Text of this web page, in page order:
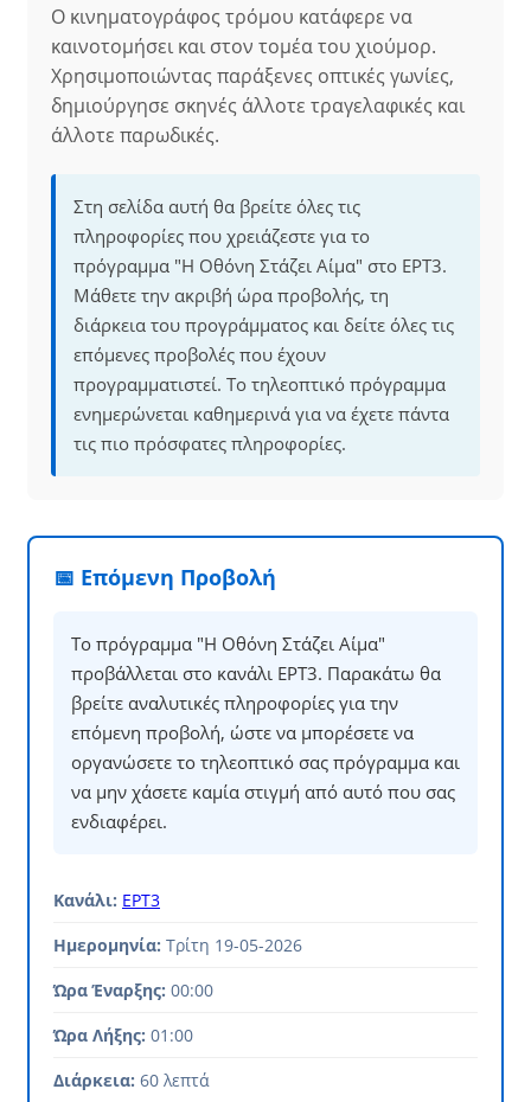
Ο κινηματογράφος τρόμου κατάφερε να
καινοτομήσει και στον τομέα του χιούμορ.
Χρησιμοποιώντας παράξενες οπτικές γωνίες,
δημιούργησε σκηνές άλλοτε τραγελαφικές και
άλλοτε παρωδικές.
Στη σελίδα αυτή θα βρείτε όλες τις
πληροφορίες που χρειάζεστε για το
πρόγραμμα "Η Οθόνη Στάζει Αίμα" στο ΕΡΤ3.
Μάθετε την ακριβή ώρα προβολής, τη
διάρκεια του προγράμματος και δείτε όλες τις
επόμενες προβολές που έχουν
προγραμματιστεί. Το τηλεοπτικό πρόγραμμα
ενημερώνεται καθημερινά για να έχετε πάντα
τις πιο πρόσφατες πληροφορίες.
📅 Επόμενη Προβολή
Το πρόγραμμα "Η Οθόνη Στάζει Αίμα"
προβάλλεται στο κανάλι ΕΡΤ3. Παρακάτω θα
βρείτε αναλυτικές πληροφορίες για την
επόμενη προβολή, ώστε να μπορέσετε να
οργανώσετε το τηλεοπτικό σας πρόγραμμα και
να μην χάσετε καμία στιγμή από αυτό που σας
ενδιαφέρει.
Κανάλι: ΕΡΤ3
Ημερομηνία: Τρίτη 19-05-2026
Ώρα Έναρξης: 00:00
Ώρα Λήξης: 01:00
Διάρκεια: 60 λεπτά